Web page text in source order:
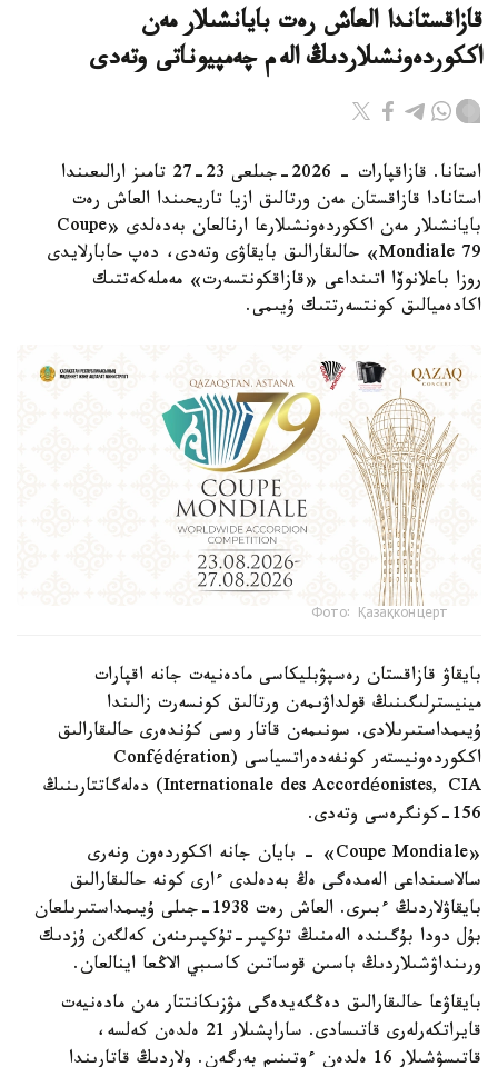
قازاقستاندا العاش رەت بايانشىلار مەن
اككوردەونشىلاردىڭ الەم چەمپيوناتى وتەدى
استانا. قازاقپارات - 2026-جىلعى 23-27 تامىز ارالىعىندا
استانادا قازاقستان مەن ورتالىق ازيا تاريحىندا العاش رەت
بايانشىلار مەن اككوردەونشىلارعا ارنالعان بەدەلدى «Coupe
Mondiale 79» حالىقارالىق بايقاۋى وتەدى، دەپ حابارلايدى
روزا باعلانوۆا اتىنداعى «قازاقكونتسەرت» مەملەكەتتىك
اكادەميالىق كونتسەرتتىك ۇيىمى.
Фото: Қазақконцерт
بايقاۋ قازاقستان رەسپۋبليكاسى مادەنيەت جانە اقپارات
مينيسترلىگىنىڭ قولداۋىمەن ورتالىق كونسەرت زالىندا
ۇيىمداستىرىلادى. سونىمەن قاتار وسى كۇندەرى حالىقارالىق
اككوردەونيستەر كونفەدەراتسياسى (Confédération
Internationale des Accordéonistes, CIA) دەلەگاتتارىنىڭ
156-كونگرەسى وتەدى.
«Coupe Mondiale» - بايان جانە اككوردەون ونەرى
سالاسىنداعى الەمدەگى ەڭ بەدەلدى ءارى كونە حالىقارالىق
بايقاۋلاردىڭ ءبىرى. العاش رەت 1938-جىلى ۇيىمداستىرىلعان
بۇل دودا بۇگىندە الەمنىڭ تۇكپىر-تۇكپىرىنەن كەلگەن ۇزدىك
ورىنداۋشىلاردىڭ باسىن قوساتىن كاسىبي الاڭعا اينالعان.
بايقاۋعا حالىقارالىق دەڭگەيدەگى مۋزىكانتتار مەن مادەنيەت
قايراتكەرلەرى قاتىسادى. ساراپشىلار 21 ەلدەن كەلسە،
قاتىسۋشىلار 16 ەلدەن ءوتىنىم بەرگەن. ولاردىڭ قاتارىندا